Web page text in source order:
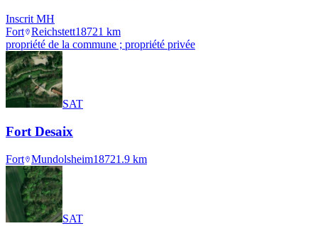
Inscrit MH
Fort Reichstett18721 km
propriété de la commune ; propriété privée
SAT
Fort Desaix
Fort Mundolsheim18721.9 km
SAT